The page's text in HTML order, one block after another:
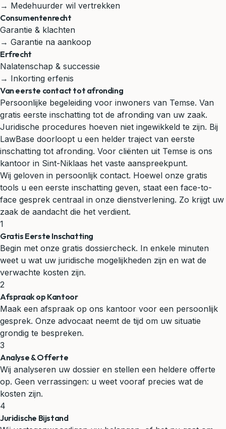
→ Medehuurder wil vertrekken
Consumentenrecht
Garantie & klachten
→ Garantie na aankoop
Erfrecht
Nalatenschap & successie
→ Inkorting erfenis
Van eerste contact tot afronding
Persoonlijke begeleiding voor inwoners van Temse. Van
gratis eerste inschatting tot de afronding van uw zaak.
Juridische procedures hoeven niet ingewikkeld te zijn. Bij
LawBase doorloopt u een helder traject van eerste
inschatting tot afronding. Voor cliënten uit Temse is ons
kantoor in Sint-Niklaas het vaste aanspreekpunt.
Wij geloven in persoonlijk contact. Hoewel onze gratis
tools u een eerste inschatting geven, staat een face-to-
face gesprek centraal in onze dienstverlening. Zo krijgt uw
zaak de aandacht die het verdient.
1
Gratis Eerste Inschatting
Begin met onze gratis dossiercheck. In enkele minuten
weet u wat uw juridische mogelijkheden zijn en wat de
verwachte kosten zijn.
2
Afspraak op Kantoor
Maak een afspraak op ons kantoor voor een persoonlijk
gesprek. Onze advocaat neemt de tijd om uw situatie
grondig te bespreken.
3
Analyse & Offerte
Wij analyseren uw dossier en stellen een heldere offerte
op. Geen verrassingen: u weet vooraf precies wat de
kosten zijn.
4
Juridische Bijstand